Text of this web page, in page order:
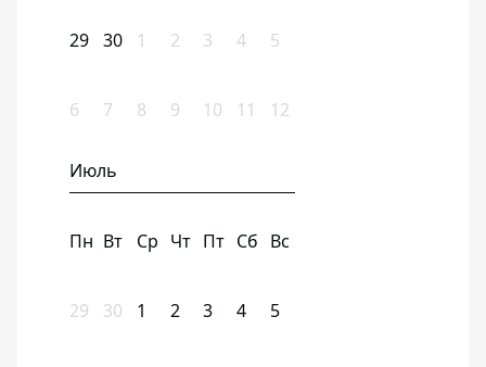
29 30 1 2 3 4 5
6 7 8 9 10 11 12
Июль
Пн Вт Ср Чт Пт Сб Вс
29 30 1 2 3 4 5